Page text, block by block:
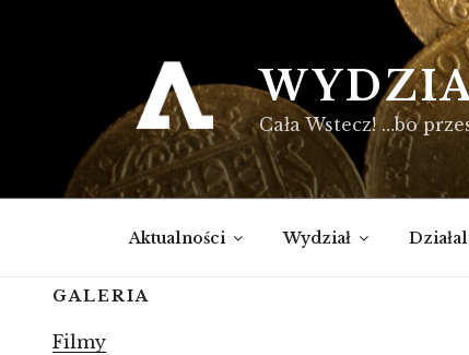
Cała Wstecz! …bo
Aktualności Wydział
GALERIA
Filmy